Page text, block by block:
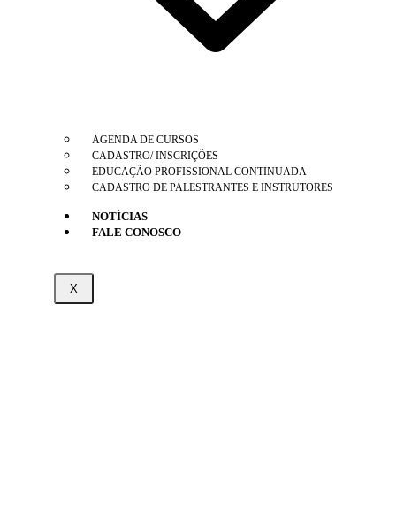
AGENDA DE CURSOS
CADASTRO/ INSCRIÇÕES
EDUCAÇÃO PROFISSIONAL CONTINUADA
CADASTRO DE PALESTRANTES E INSTRUTORES
NOTÍCIAS
FALE CONOSCO
X